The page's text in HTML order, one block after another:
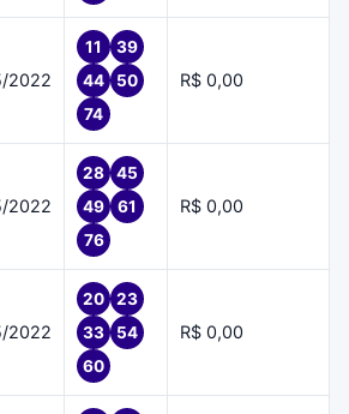
2022
11
39
44
50
74
R$ 0,00
2022
28
45
49
61
76
R$ 0,00
2022
20
23
33
54
60
R$ 0,00